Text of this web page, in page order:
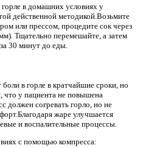
горле в домашних условиях у
действенной методикой.Возьмите
или прессом, процедите сок через
Тщательно перемешайте, а затем
30 минут до еды.
в горле в кратчайшие сроки, но
что у пациента не повышена
должен согревать горло, но не
жаре улучшается
и воспалительные процессы.
с помощью компресса: